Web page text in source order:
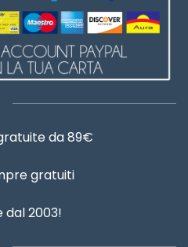
da 89€
gratuiti
dal 2003!